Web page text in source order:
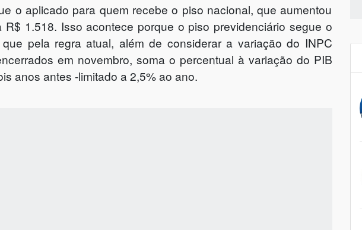
o aplicado para quem recebe o piso nacional, que aumentou
1.518. Isso acontece porque o piso previdenciário segue o
pela regra atual, além de considerar a variação do INPC
em novembro, soma o percentual à variação do PIB
anos antes -limitado a 2,5% ao ano.